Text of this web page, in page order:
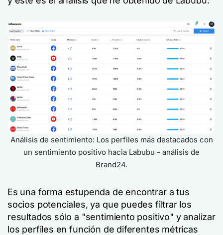
Análisis de sentimiento: Los perfiles más destacados con
un sentimiento positivo hacia Labubu - análisis de
Brand24.
Es una forma estupenda de encontrar a tus
socios potenciales, ya que puedes filtrar los
resultados sólo a "sentimiento positivo" y analizar
los perfiles en función de diferentes métricas